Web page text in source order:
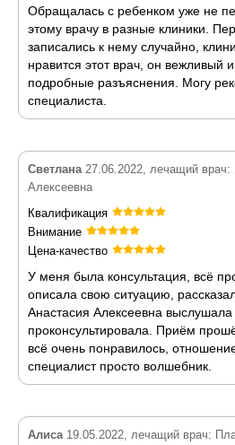
Обращалась с ребенком уже не
этому врачу в разные клиники.
записались к нему случайно,
нравится этот врач, он вежливый
подробные разъяснения. Могу
специалиста.
Светлана27.06.2022, лечащий врач:
Алексеевна
Квалификация
Внимание
Цена-качество
У меня была консультация, всё
описала свою ситуацию,
Анастасия Алексеевна
проконсультировала. Приём
всё очень понравилось,
специалист просто волшебник.
Алиса19.05.2022, лечащий врач: